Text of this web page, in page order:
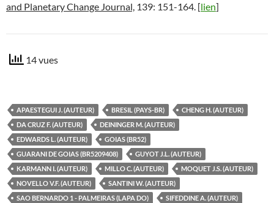
and Planetary Change Journal, 139: 151-164. [lien]
14 vues
APAESTEGUI J. (AUTEUR) BRESIL (PAYS-BR)
CHENG H. (AUTEUR)
DA CRUZ F. (AUTEUR)
DEININGER M. (AUTEUR)
EDWARDS L. (AUTEUR)
GOIAS (BR52)
GUARANI DE GOIAS (BR5209408)
GUYOT J.L. (AUTEUR)
KARMANN I. (AUTEUR)
MILLO C. (AUTEUR)
MOQUET J.S. (AUTEUR)
NOVELLO V.F. (AUTEUR)
SANTINI W. (AUTEUR)
SAO BERNARDO 1 - PALMEIRAS (LAPA DO)
SIFEDDINE A. (AUTEUR)